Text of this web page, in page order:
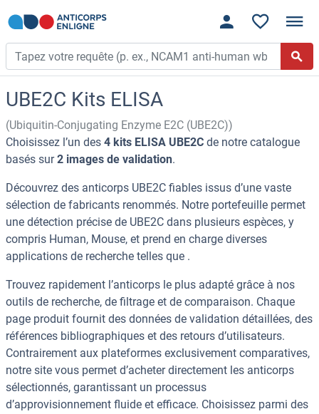
UBE2C Kits ELISA
(Ubiquitin-Conjugating Enzyme E2C (UBE2C))
Choisissez l’un des 4 kits ELISA UBE2C de notre catalogue
basés sur2 images de validation.
Découvrez des anticorps UBE2C fiables issus d’une vaste
sélection de fabricants renommés. Notre portefeuille permet
une détection précise de UBE2C dans plusieurs espèces, y
compris Human, Mouse, et prend en charge diverses
applications de recherche telles que .
Trouvez rapidement l’anticorps le plus adapté grâce à nos
outils de recherche, de filtrage et de comparaison. Chaque
page produit fournit des données de validation détaillées, des
références bibliographiques et des retours d’utilisateurs.
Contrairement aux plateformes exclusivement comparatives,
notre site vous permet d’acheter directement les anticorps
sélectionnés, garantissant un processus
d’approvisionnement fluide et efficace. Choisissez parmi des